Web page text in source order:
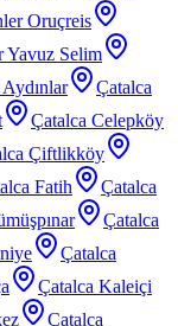
Oruçreis
Yavuz Selim
Çatalca
Çatalca Celepköy
Çiftlikköy
Fatih
Çatalca
Çatalca
Çatalca
Çatalca Kaleiçi
Çatalca